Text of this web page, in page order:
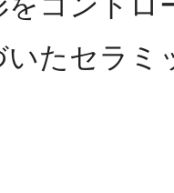
たセラミ